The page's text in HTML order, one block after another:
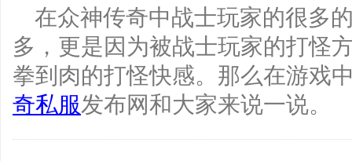
在众神传奇中战士玩家的很多
多，更是因为被战士玩家的打怪
拳到肉的打怪快感。那么在游戏
奇私服发布网和大家来说一说。